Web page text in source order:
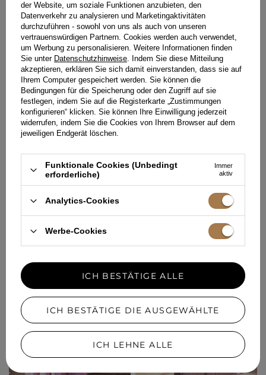
LEUCHTENDEM ORANGE
M
199,00 €
FÜR JEDEN ANLASS
199,00 €
der Website, um soziale Funktionen anzubieten, den
Datenverkehr zu analysieren und Marketingaktivitäten
durchzuführen - sowohl von uns als auch von unseren
vertrauenswürdigen Partnern. Cookies werden auch verwendet,
um Werbung zu personalisieren. Weitere Informationen finden
Sie unter Datenschutzhinweise. Indem Sie diese Mitteilung
akzeptieren, erklären Sie sich damit einverstanden, dass sie auf
Ihrem Computer gespeichert werden. Sie können die
Bedingungen für die Speicherung oder den Zugriff auf sie
festlegen, indem Sie auf die Registerkarte „Zustimmungen
konfigurieren“ klicken. Sie können Ihre Einwilligung jederzeit
widerrufen, indem Sie die Cookies von Ihrem Browser auf dem
jeweiligen Endgerät löschen.
Funktionale Cookies (Unbedingt
erforderliche)
Immer
aktiv
Analytics-Cookies
Werbe-Cookies
ICH BESTÄTIGE DIE AUSGEWÄHLTE
ICH LEHNE ALLE
ICH BESTÄTIGE ALLE